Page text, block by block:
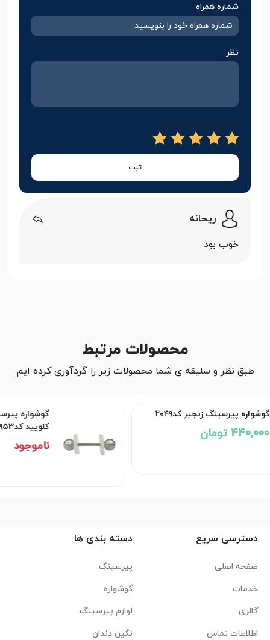
شماره همراه
نظر
امتیاز خود را وارد کنید
ثبت
ریحانه
خوب بود
محصولات مرتبط
طبق نظر و سلیقه ی شما محصولات زیر را گردآوری کرده ایم
گوشواره پیرسینگ مراقبت از
دسترسی سریع
صفحه اصلی
خدمات
گالری
اطلاعات تماس
دسته بندی ها
پیرسینگ
گوشواره
لوازم پیرسینگ
نگین دندان